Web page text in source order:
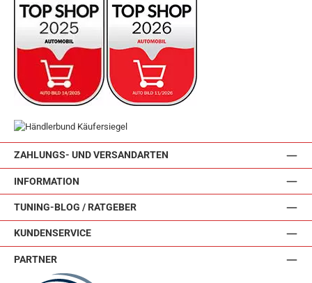
ZAHLUNGS- UND VERSANDARTEN
INFORMATION
TUNING-BLOG / RATGEBER
KUNDENSERVICE
PARTNER